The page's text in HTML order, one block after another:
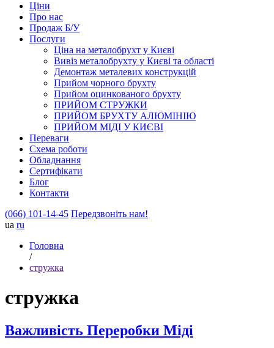
Ціни
Про нас
Продаж Б/У
Послуги
Ціна на металобрухт у Києві
Вивіз металобрухту у Києві та області
Демонтаж металевих конструкцій
Прийом чорного брухту
Прийом оцинкованого брухту
ПРИЙОМ СТРУЖКИ
ПРИЙОМ БРУХТУ АЛЮМІНІЮ
ПРИЙОМ МІДІ У КИЄВІ
Переваги
Схема роботи
Обладнання
Сертифікати
Блог
Контакти
(066) 101-14-45 Передзвоніть нам!
ua ru
Головна
/
стружка
стружка
Важливість Переробки Міді